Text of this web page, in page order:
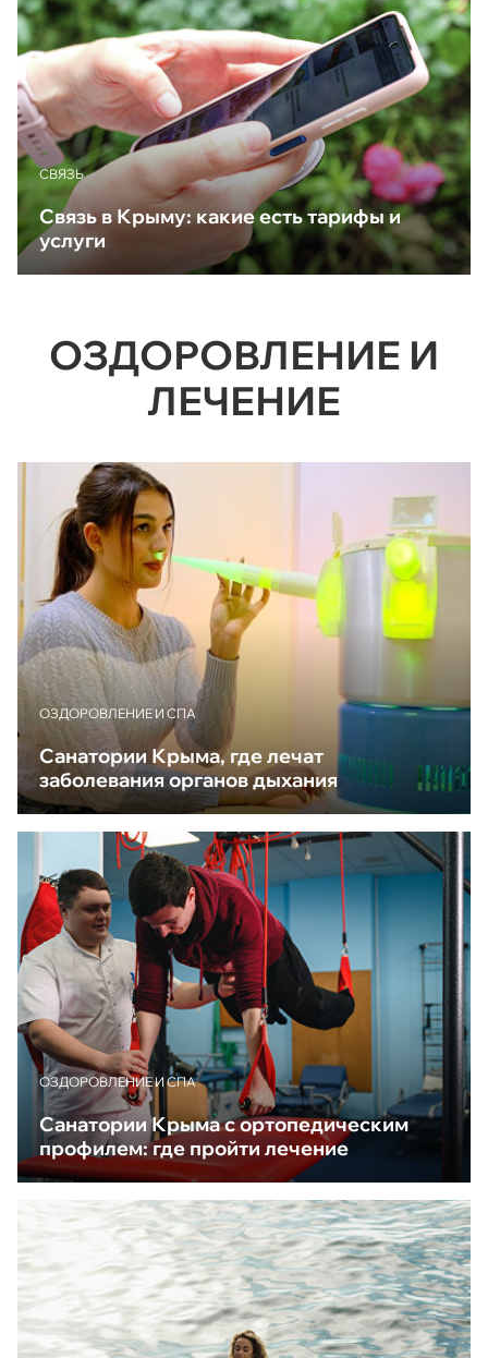
CВЯЗЬ
Связь в Крыму: какие есть тарифы и
услуги
ОЗДОРОВЛЕНИЕ И
ЛЕЧЕНИЕ
ОЗДОРОВЛЕНИЕ И СПА
Санатории Крыма, где лечат
заболевания органов дыхания
ОЗДОРОВЛЕНИЕ И СПА
Санатории Крыма с ортопедическим
профилем: где пройти лечение